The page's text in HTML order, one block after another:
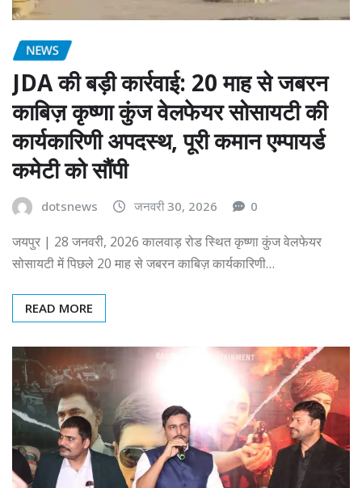
NEWS
JDA की बड़ी कार्रवाई: 20 माह से जबरन
काबिज़ कृष्णा कुंज वेलफेयर सोसायटी की
कार्यकारिणी अपदस्थ, पूरी कमान एम्पायर्ड
कमेटी को सौंपी
dotsnews जनवरी 30, 2026 0
जयपुर | 28 जनवरी, 2026 कालवाड़ रोड स्थित कृष्णा कुंज वेलफेयर
सोसायटी में पिछले 20 माह से जबरन काबिज़ कार्यकारिणी…
READ MORE